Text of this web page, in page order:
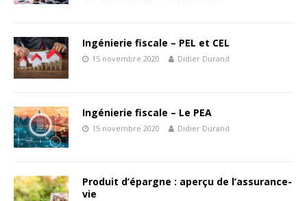
Ingénierie fiscale – PEL et CEL
15 novembre 2020 Didier Durand
Ingénierie fiscale – Le PEA
15 novembre 2020 Didier Durand
Produit d’épargne : aperçu de l’assurance-
vie